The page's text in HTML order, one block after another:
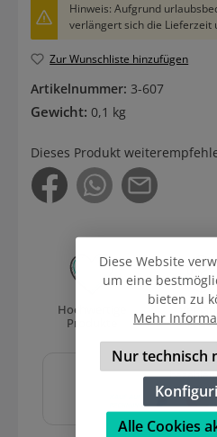
Hinweis: Aufgrund
verlängert sich die Lieferzeit
Zur Wunschliste hinzufügen
Artikelnummer: 3-607
Gewicht: 0,1 kg
Dieses Produkt
Hochwertige
Produkte
mit
Sicher und
Diese Website
um eine
bieten zu
Mehr
Nur technisch
Alle Cookies